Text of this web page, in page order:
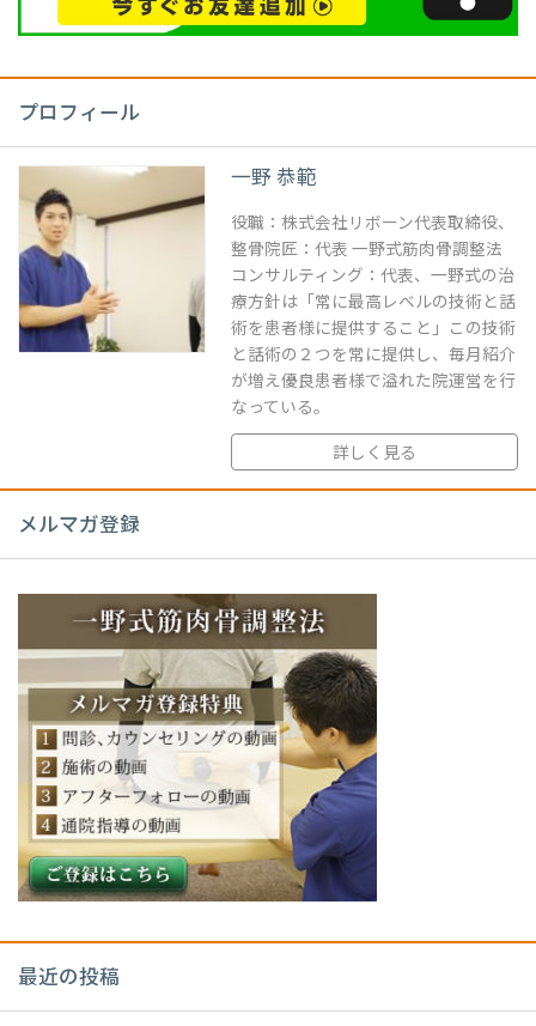
プロフィール
一野 恭範
役職：株式会社リボーン代表取締役、
整骨院匠：代表 一野式筋肉骨調整法
コンサルティング：代表、一野式の治
療方針は「常に最高レベルの技術と話
術を患者様に提供すること」この技術
と話術の２つを常に提供し、毎月紹介
が増え優良患者様で溢れた院運営を行
なっている。
詳しく見る
メルマガ登録
最近の投稿